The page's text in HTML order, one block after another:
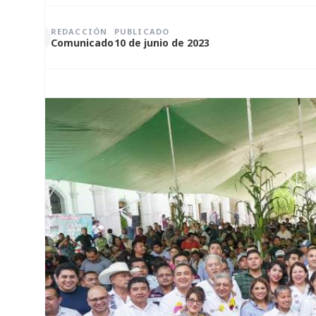
REDACCIÓN
Comunicado
PUBLICADO
10 de junio de 2023